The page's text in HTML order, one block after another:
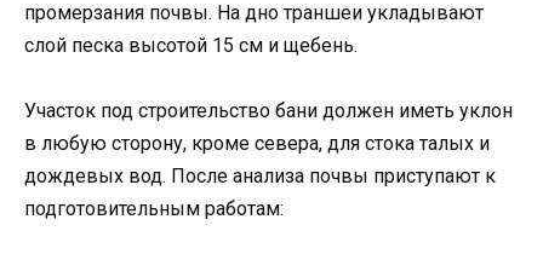
промерзания почвы. На дно траншеи укладывают
слой песка высотой 15 см и щебень.
Участок под строительство бани должен иметь уклон
в любую сторону, кроме севера, для стока талых и
дождевых вод. После анализа почвы приступают к
подготовительным работам: